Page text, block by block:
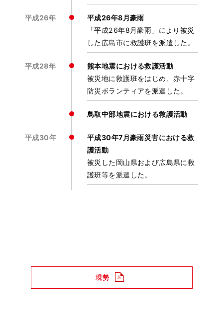
平成26年
平成26年8月豪雨
「平成26年8月豪雨」により被災
した広島市に救護班を派遣した。
平成28年
熊本地震における救護活動
被災地に救護班をはじめ、赤十字
防災ボランティアを派遣した。
鳥取中部地震における救護活動
平成30年
平成30年7月豪雨災害における救
護活動
被災した岡山県および広島県に救
護班等を派遣した。
現勢